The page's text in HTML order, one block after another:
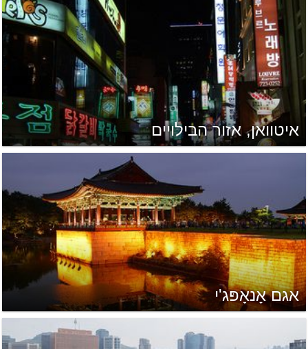
איטוואן, אזור הבילויים
אגם אָנאָפּג'י